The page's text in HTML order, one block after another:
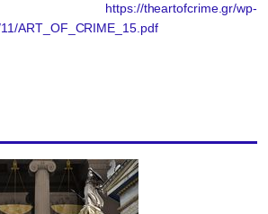
https://theartofcrime.gr/wp-
ART_OF_CRIME_15.pdf